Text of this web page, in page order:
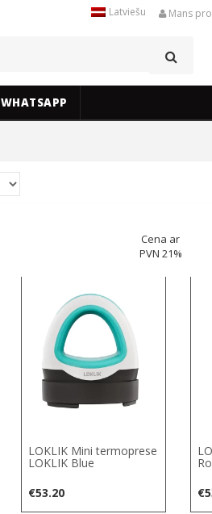
Latviešu Mans
WHATSAPP
Cena ar
PVN 21%
LOKLIK Mini termoprese
LOKLIK Blue
€53.20
€